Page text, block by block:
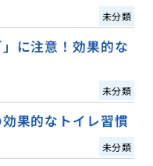
未分類
に注意！効果的な
未分類
果的なトイレ習慣
未分類